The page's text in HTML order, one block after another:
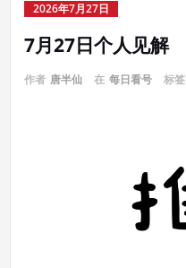
2026年7月27日
7月27日个人见解
作者 唐半仙 在 每日看号 标签